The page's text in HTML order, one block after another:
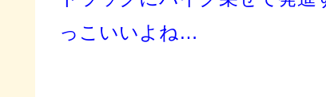
っこいいよね…